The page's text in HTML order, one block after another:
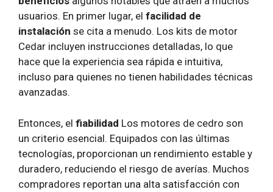
usuarios. En primer lugar, el facilidad de
instalación se cita a menudo. Los kits de motor
Cedar incluyen instrucciones detalladas, lo que
hace que la experiencia sea rápida e intuitiva,
incluso para quienes no tienen habilidades técnicas
avanzadas.
Entonces, el fiabilidad Los motores de cedro son
un criterio esencial. Equipados con las últimas
tecnologías, proporcionan un rendimiento estable y
duradero, reduciendo el riesgo de averías. Muchos
compradores reportan una alta satisfacción con